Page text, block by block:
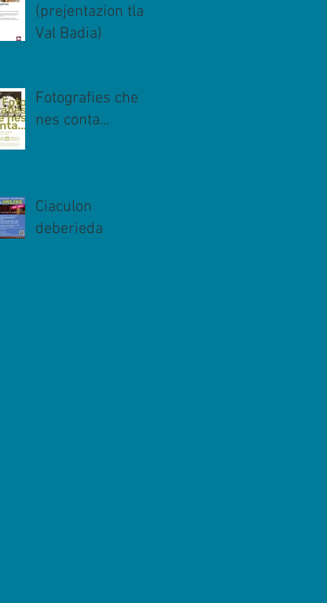
(prejentazion tla
Val Badia)
Fotografies che
nes conta...
Ciaculon
deberieda